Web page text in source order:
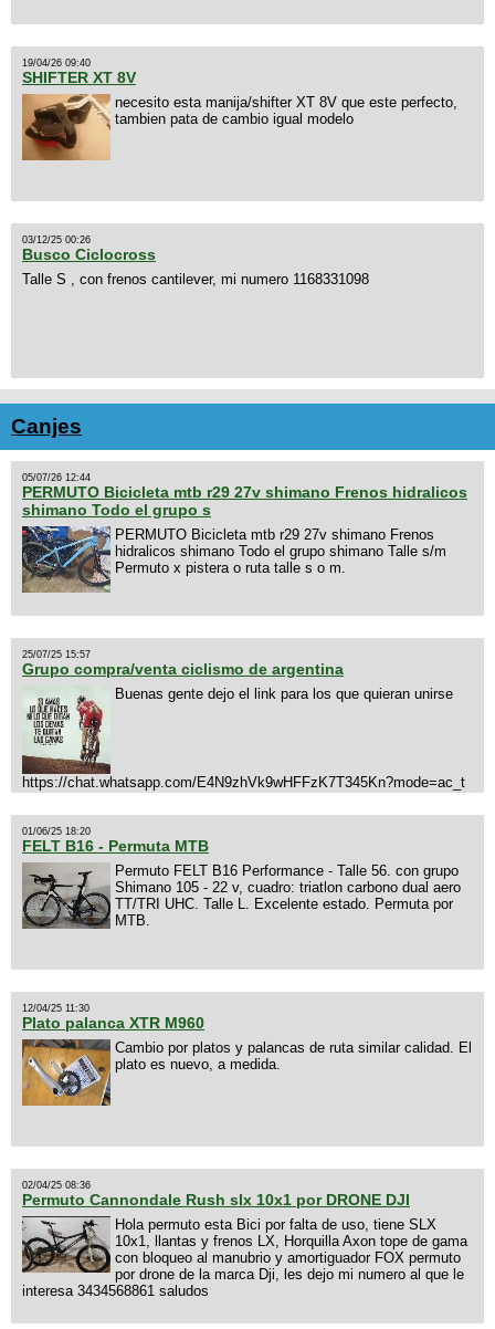
19/04/26 09:40
SHIFTER XT 8V
necesito esta manija/shifter XT 8V que este perfecto,
tambien pata de cambio igual modelo
03/12/25 00:26
Busco Ciclocross
Talle S , con frenos cantilever, mi numero 1168331098
Canjes
05/07/26 12:44
PERMUTO Bicicleta mtb r29 27v shimano Frenos hidralicos
shimano Todo el grupo s
PERMUTO Bicicleta mtb r29 27v shimano Frenos
hidralicos shimano Todo el grupo shimano Talle s/m
Permuto x pistera o ruta talle s o m.
25/07/25 15:57
Grupo compra/venta ciclismo de argentina
Buenas gente dejo el link para los que quieran unirse
https://chat.whatsapp.com/E4N9zhVk9wHFFzK7T345Kn?mode=ac_t
01/06/25 18:20
FELT B16 - Permuta MTB
Permuto FELT B16 Performance - Talle 56. con grupo
Shimano 105 - 22 v, cuadro: triatlon carbono dual aero
TT/TRI UHC. Talle L. Excelente estado. Permuta por
MTB.
12/04/25 11:30
Plato palanca XTR M960
Cambio por platos y palancas de ruta similar calidad. El
plato es nuevo, a medida.
02/04/25 08:36
Permuto Cannondale Rush slx 10x1 por DRONE DJI
Hola permuto esta Bici por falta de uso, tiene SLX
10x1, llantas y frenos LX, Horquilla Axon tope de gama
con bloqueo al manubrio y amortiguador FOX permuto
por drone de la marca Dji, les dejo mi numero al que le
interesa 3434568861 saludos